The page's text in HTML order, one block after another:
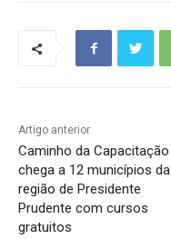
Artigo anterior
Caminho da Capacitação
chega a 12 municípios da
região de Presidente
Prudente com cursos
gratuitos